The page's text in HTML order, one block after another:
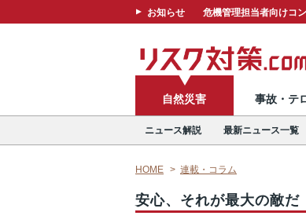
お知らせ 危機管理担当者向けコ
自然災害 事故・テ
ニュース解説 最新ニュース一覧
HOME 連載・コラム
安心、それが最大の敵だ